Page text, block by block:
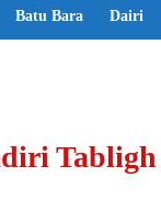
Batu Bara Dairi